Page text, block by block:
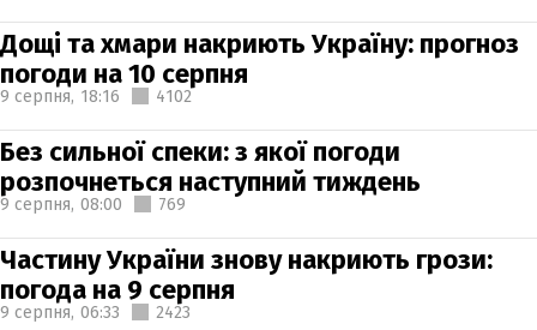
Дощі та хмари накриють Україну: прогноз
погоди на 10 серпня
9 серпня, 18:16 4102
Без сильної спеки: з якої погоди
розпочнеться наступний тиждень
9 серпня, 08:00 769
Частину України знову накриють грози:
погода на 9 серпня
9 серпня, 06:33 2423